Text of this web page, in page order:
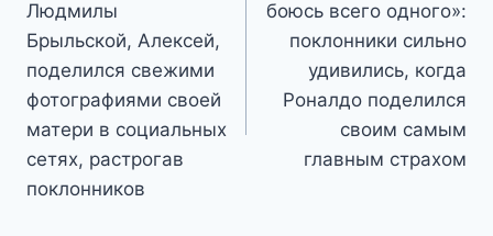
записям
Людмилы
Брыльской, Алексей,
поделился свежими
фотографиями своей
матери в социальных
сетях, растрогав
поклонников
боюсь всего одного»:
поклонники сильно
удивились, когда
Роналдо поделился
своим самым
главным страхом